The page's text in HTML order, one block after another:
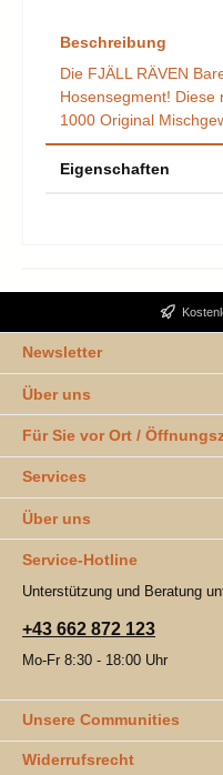
Beschreibung
Die FJÄLL RÄVEN
Hosensegment! Diese
1000 Original
Eigenschaften
Newsletter
Über uns
Für Sie vor Ort /
Services
Über uns
Service-Hotline
Unterstützung und Beratung
+43 662 872 123
Mo-Fr 8:30 - 18:00 Uhr
Unsere Communities
Widerrufsrecht